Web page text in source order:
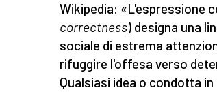
Wikipedia: «L'espressione
correctness) designa una
sociale di estrema
rifuggire l'offesa verso
Qualsiasi idea o condotta